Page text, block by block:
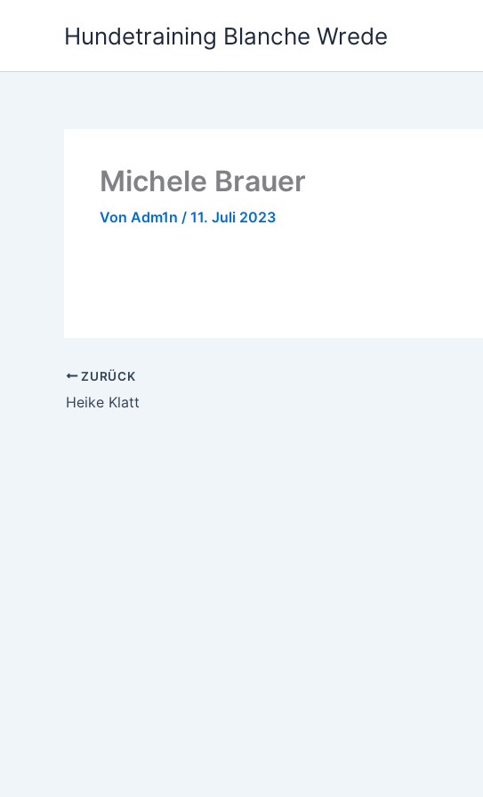
Hundetraining Blanche Wrede
Michele Brauer
Von Adm1n / 11. Juli 2023
ZURÜCK
Heike Klatt